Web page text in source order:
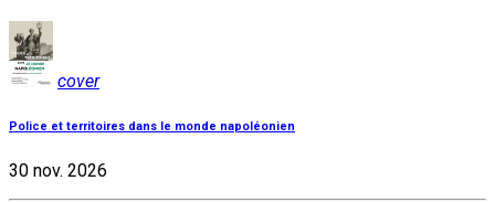
cover
Police et territoires dans le monde napoléonien
30 nov. 2026